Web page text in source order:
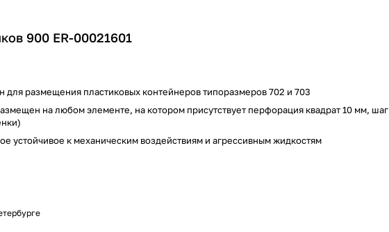
900 ER-00021601
для размещения пластиковых контейнеров типоразмеров 702 и 703
на любом элементе, на котором присутствует перфорация квадрат 10 мм, шаг
устойчивое к механическим воздействиям и агрессивным жидкостям